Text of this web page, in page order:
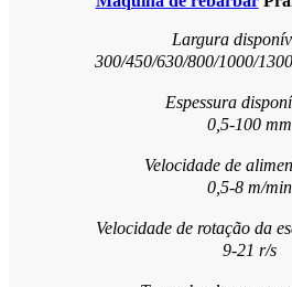
Largura
300/450/630/800/1000/
Espessura
0,5-100 mm
Velocidade de
0,5-8 m/min
Velocidade de rotação da
9-21 r/s